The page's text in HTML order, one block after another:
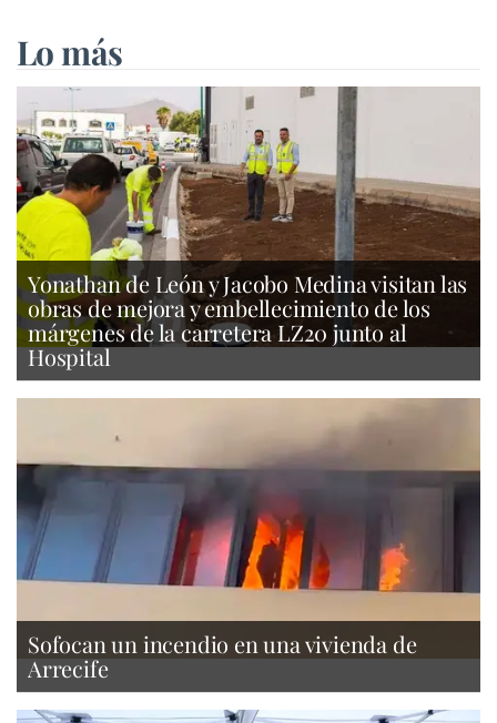
Lo más
Yonathan de León y Jacobo Medina visitan las
obras de mejora y embellecimiento de los
márgenes de la carretera LZ20 junto al
Hospital
Sofocan un incendio en una vivienda de
Arrecife